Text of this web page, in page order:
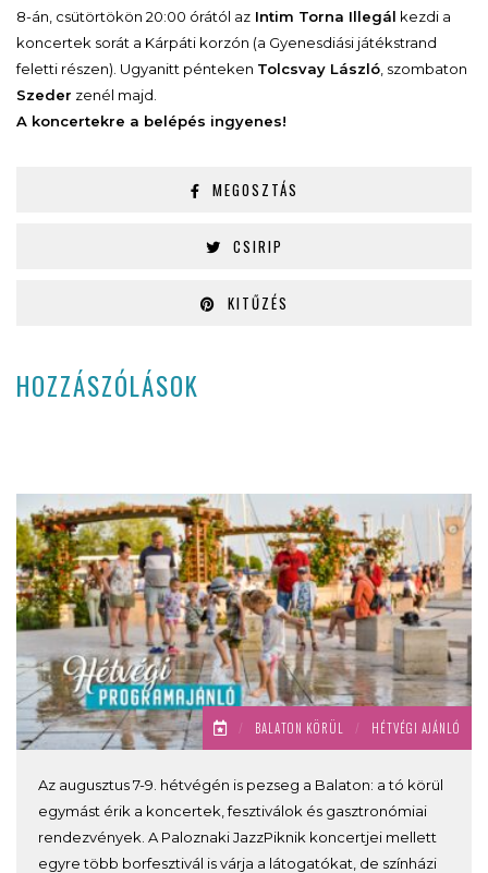
8-án, csütörtökön 20:00 órától az Intim Torna Illegál kezdi a
koncertek sorát a Kárpáti korzón (a Gyenesdiási játékstrand
feletti részen). Ugyanitt pénteken Tolcsvay László , szombaton
Szeder zenél majd.
A koncertekre a belépés ingyenes!
MEGOSZTÁS
CSIRIP
KITŰZÉS
HOZZÁSZÓLÁSOK
/ BALATON KÖRÜL / HÉTVÉGI AJÁNLÓ
Az augusztus 7-9. hétvégén is pezseg a Balaton: a tó körül
egymást érik a koncertek, fesztiválok és gasztronómiai
rendezvények. A Paloznaki JazzPiknik koncertjei mellett
egyre több borfesztivál is várja a látogatókat, de színházi